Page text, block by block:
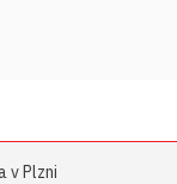
v Plzni